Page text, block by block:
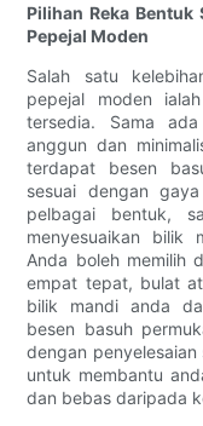
Pilihan Reka
Pepejal Moden
Salah satu
pepejal moden
tersedia. Sama
anggun dan
terdapat besen
sesuai dengan
pelbagai bentuk,
menyesuaikan bilik
Anda boleh memilih
empat tepat, bulat
bilik mandi anda
besen basuh
dengan
untuk membantu
dan bebas daripada